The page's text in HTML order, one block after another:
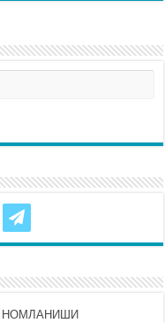
НОМЛАНИШИ